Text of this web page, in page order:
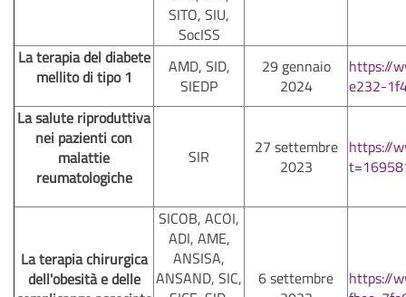
SITO, SIU,
SocISS
La terapia del diabete
mellito di tipo 1
AMD, SID,
SIEDP
29 gennaio
2024
https://
e232-
La salute riproduttiva
nei pazienti con
malattie
reumatologiche
SIR
27 settembre
2023
https://
La terapia chirurgica
dell'obesità e delle
SICOB, ACOI,
ADI, AME,
ANSISA,
ANSAND, SIC,
6 settembre
https://